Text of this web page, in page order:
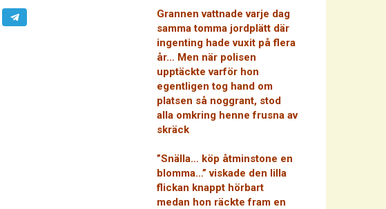
Grannen vattnade varje dag
samma tomma jordplätt där
ingenting hade vuxit på flera
år… Men när polisen
upptäckte varför hon
egentligen tog hand om
platsen så noggrant, stod
alla omkring henne frusna av
skräck
”Snälla… köp åtminstone en
blomma…” viskade den lilla
flickan knappt hörbart
medan hon räckte fram en